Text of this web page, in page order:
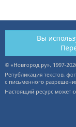
Вы
© «Новгород.ру», 1997-
Републикация текстов,
с письменного
Настоящий ресурс может